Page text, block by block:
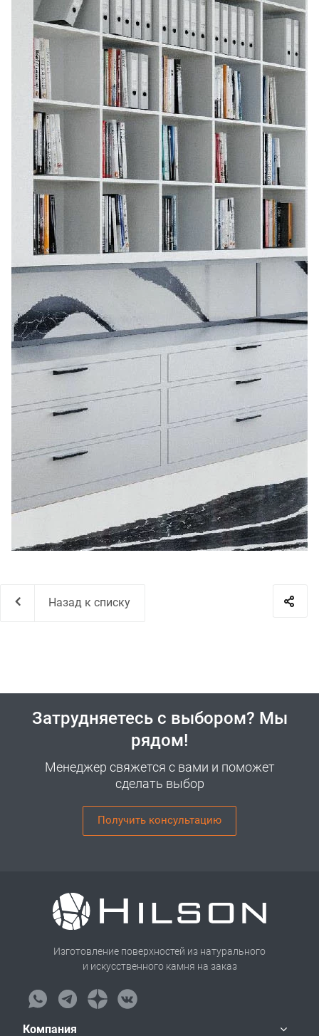
Назад к списку
Затрудняетесь с выбором? Мы
рядом!
Менеджер свяжется с вами и поможет
сделать выбор
Получить консультацию
Изготовление поверхностей из натурального
и искусственного камня на заказ
Компания